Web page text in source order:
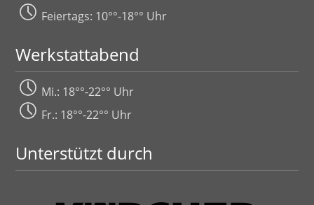
Feiertags: 10°°-18°° Uhr
Werkstattabend
Mi.: 18°°-22°° Uhr
Fr.: 18°°-22°° Uhr
Unterstützt durch